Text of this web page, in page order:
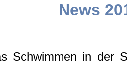
News
Schwimmen in der